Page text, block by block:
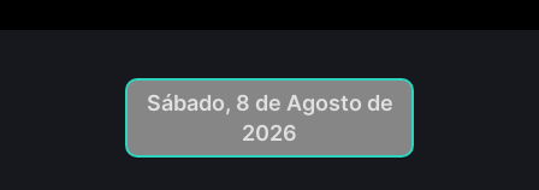
Sábado, 8 de Agosto de
2026